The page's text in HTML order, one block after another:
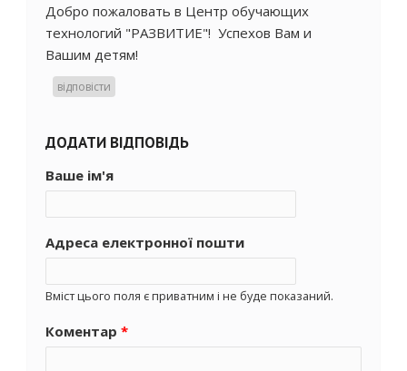
Добро пожаловать в Центр обучающих
технологий "РАЗВИТИЕ"! Успехов Вам и
Вашим детям!
відповісти
ДОДАТИ ВІДПОВІДЬ
Ваше ім'я
Адреса електронної пошти
Вміст цього поля є приватним і не буде показаний.
Коментар *